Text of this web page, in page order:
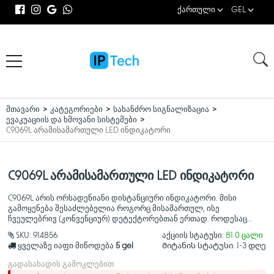
ქართული GEL
მთავარი კატეგორიები
სახანძრო სიგნალიზაცია
ევაკუაციის და ხმოვანი სისტემები
C9069L არამისამართული LED ინდიკატორი
C9069L არამისამართული LED ინდიკატორი
C9069L არის ორსადენიანი დისტანციური ინდიკატორი. მისი
გამოყენება შესაძლებელია როგორც მისამართულ, ისე
ჩვეულებრივ (კონვენციურ) დეტექტორებთან ერთად. როდესაც
დეტექტორი აფიქსირებს განგაშს, დისტანციური ინდიკატორი
ინთება. მახასიათებლები: - მოწყობილობა შედგება ზედა
SKU: 914856
ყველაზე იაფი მიწოდება 5 gel
აქციის სტატუსი: 81.0 ცალი
Მიტანის სტატუსი:
1-3 დღე
გადასახადის გამოკლებით